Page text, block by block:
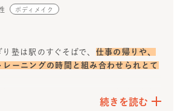
ボディメイク
塾は駅のすぐそばで、 仕事の帰りや、
レーニングの時間と組み合わせられとて
続きを読む